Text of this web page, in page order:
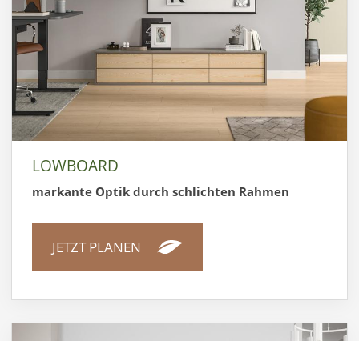
LOWBOARD
markante Optik durch schlichten Rahmen
JETZT PLANEN